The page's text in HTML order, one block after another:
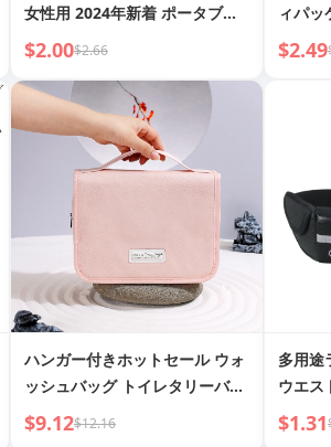
女性用 2024年新着 ポータブル
旅行用 小さめ ミニコスメティッ
ク リップスティック 上品なコス
メティックバッグ
$2.00$2.66
ィパッ
服ケー
トラベ
$2.49
ハンガー付きホットセール ウォ
ッシュバッグ トイレタリーバッ
グ
$9.12$12.16
多用途
ウエス
ワーク
$1.31